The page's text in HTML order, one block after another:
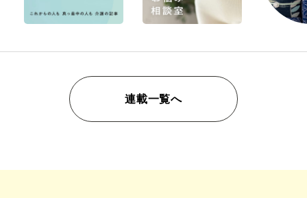
連載一覧へ